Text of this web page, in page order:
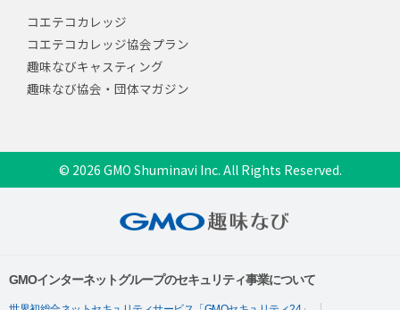
コエテコカレッジ
コエテコカレッジ協会プラン
趣味なびキャスティング
趣味なび協会・団体マガジン
© 2026 GMO Shuminavi Inc. All Rights Reserved.